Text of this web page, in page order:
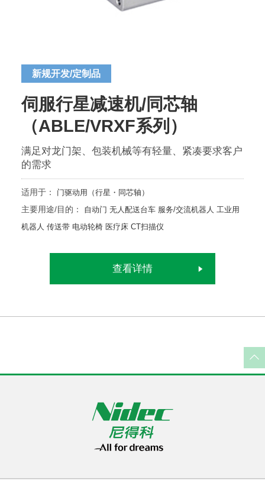
新规开发/定制品
伺服行星减速机/同芯轴
（ABLE/VRXF系列）
满足对龙门架、包装机械等有轻量、紧凑要求客户
的需求
适用于： 门驱动用（行星・同芯轴）
主要用途/目的： 自动门 无人配送台车 服务/交流机器人 工业用
机器人 传送带 电动轮椅 医疗床 CT扫描仪
查看详情